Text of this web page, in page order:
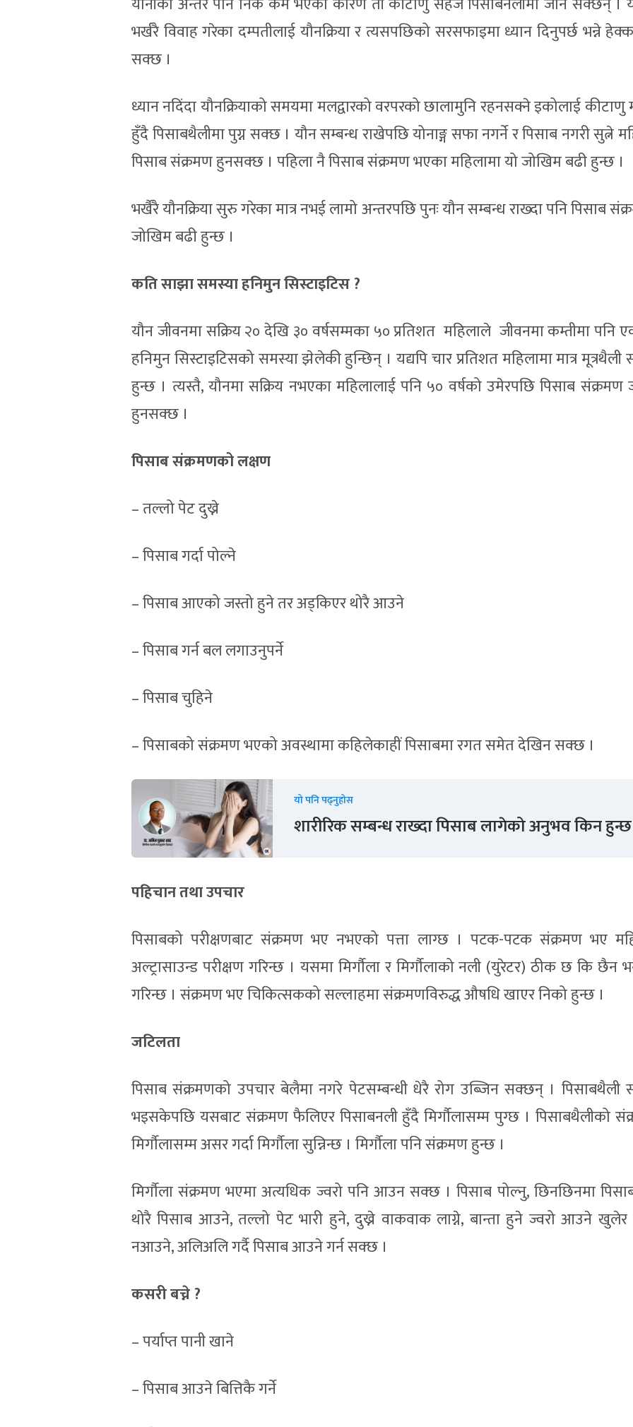
भर्खरै विवाह गरेका दम्पतीलाई यौनक्रिया र त्यसपछिको सरसफाइमा ध्यान दिनुपर्छ भन्ने
सक्छ ।
ध्यान नदिंदा यौनक्रियाको समयमा मलद्वारको वरपरको छालामुनि रहनसक्ने इकोलाई कीटाणु
हुँदै पिसाबथैलीमा पुग्न सक्छ । यौन सम्बन्ध राखेपछि योनाङ्ग सफा नगर्ने र पिसाब नगरी सुत्ने
पिसाब संक्रमण हुनसक्छ । पहिला नै पिसाब संक्रमण भएका महिलामा यो जोखिम बढी हुन्छ ।
भर्खैरै यौनक्रिया सुरु गरेका मात्र नभई लामो अन्तरपछि पुनः यौन सम्बन्ध राख्दा पनि पिसाब
जोखिम बढी हुन्छ ।
कतिसाझासमस्याहनिमुन सिस्टाइटिस ?
यौन जीवनमा सक्रिय २० देखि ३० वर्षसम्मका ५० प्रतिशत महिलाले जीवनमा कम्तीमा पनि
हनिमुन सिस्टाइटिसको समस्या झेलेकी हुन्छिन् । यद्यपि चार प्रतिशत महिलामा मात्र
हुन्छ । त्यस्तै, यौनमा सक्रिय नभएका महिलालाई पनि ५० वर्षको उमेरपछि पिसाब संक्रमण
हुनसक्छ ।
पिसाब संक्रमणको लक्षण
– तल्लो पेट दुख्ने
– पिसाब गर्दा पोल्ने
– पिसाब आएको जस्तो हुने तर अड्किएर थोरै आउने
– पिसाब गर्न बल लगाउनुपर्ने
– पिसाब चुहिने
– पिसाबको संक्रमण भएको अवस्थामा कहिलेकाहीं पिसाबमा रगत समेत देखिन सक्छ ।
यो पनि पढ्नुहोस
शारीरिक सम्बन्ध राख्दा पिसाब लागेको अनुभव किन
पहिचान तथा उपचार
पिसाबको परीक्षणबाट संक्रमण भए नभएको पत्ता लाग्छ । पटक-पटक संक्रमण भए
अल्ट्रासाउन्ड परीक्षण गरिन्छ । यसमा मिर्गौला र मिर्गौलाको नली (युरेटर) ठीक छ कि छैन
गरिन्छ । संक्रमण भए चिकित्सकको सल्लाहमा संक्रमणविरुद्ध औषधि खाएर निको हुन्छ ।
जटिलता
पिसाब संक्रमणको उपचार बेलैमा नगरे पेटसम्बन्धी धेरै रोग उब्जिन सक्छन् । पिसाबथैली
भइसकेपछि यसबाट संक्रमण फैलिएर पिसाबनली हुँदै मिर्गौलासम्म पुग्छ । पिसाबथैलीको
मिर्गौलासम्म असर गर्दा मिर्गौला सुन्निन्छ । मिर्गौला पनि संक्रमण हुन्छ ।
मिर्गौला संक्रमण भएमा अत्यधिक ज्वरो पनि आउन सक्छ । पिसाब पोल्नु, छिनछिनमा
थोरै पिसाब आउने, तल्लो पेट भारी हुने, दुख्ने वाकवाक लाग्ने, बान्ता हुने ज्वरो आउने खुलेर
नआउने, अलिअलि गर्दै पिसाब आउने गर्न सक्छ ।
कसरी बच्ने ?
– पर्याप्त पानी खाने
– पिसाब आउने बित्तिकै गर्ने